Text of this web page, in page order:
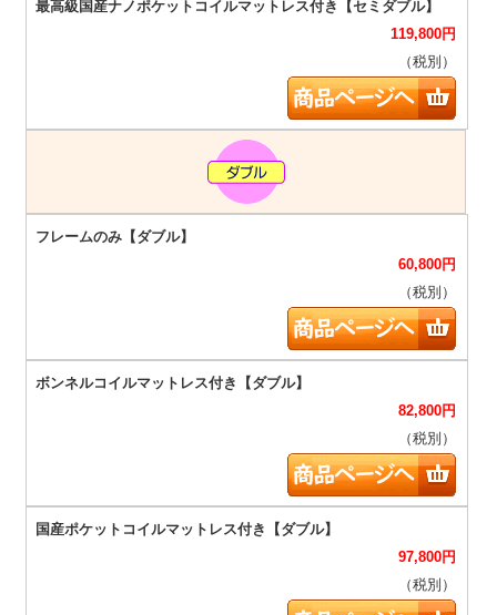
119,800円
（税別）
60,800円
（税別）
82,800円
（税別）
97,800円
（税別）